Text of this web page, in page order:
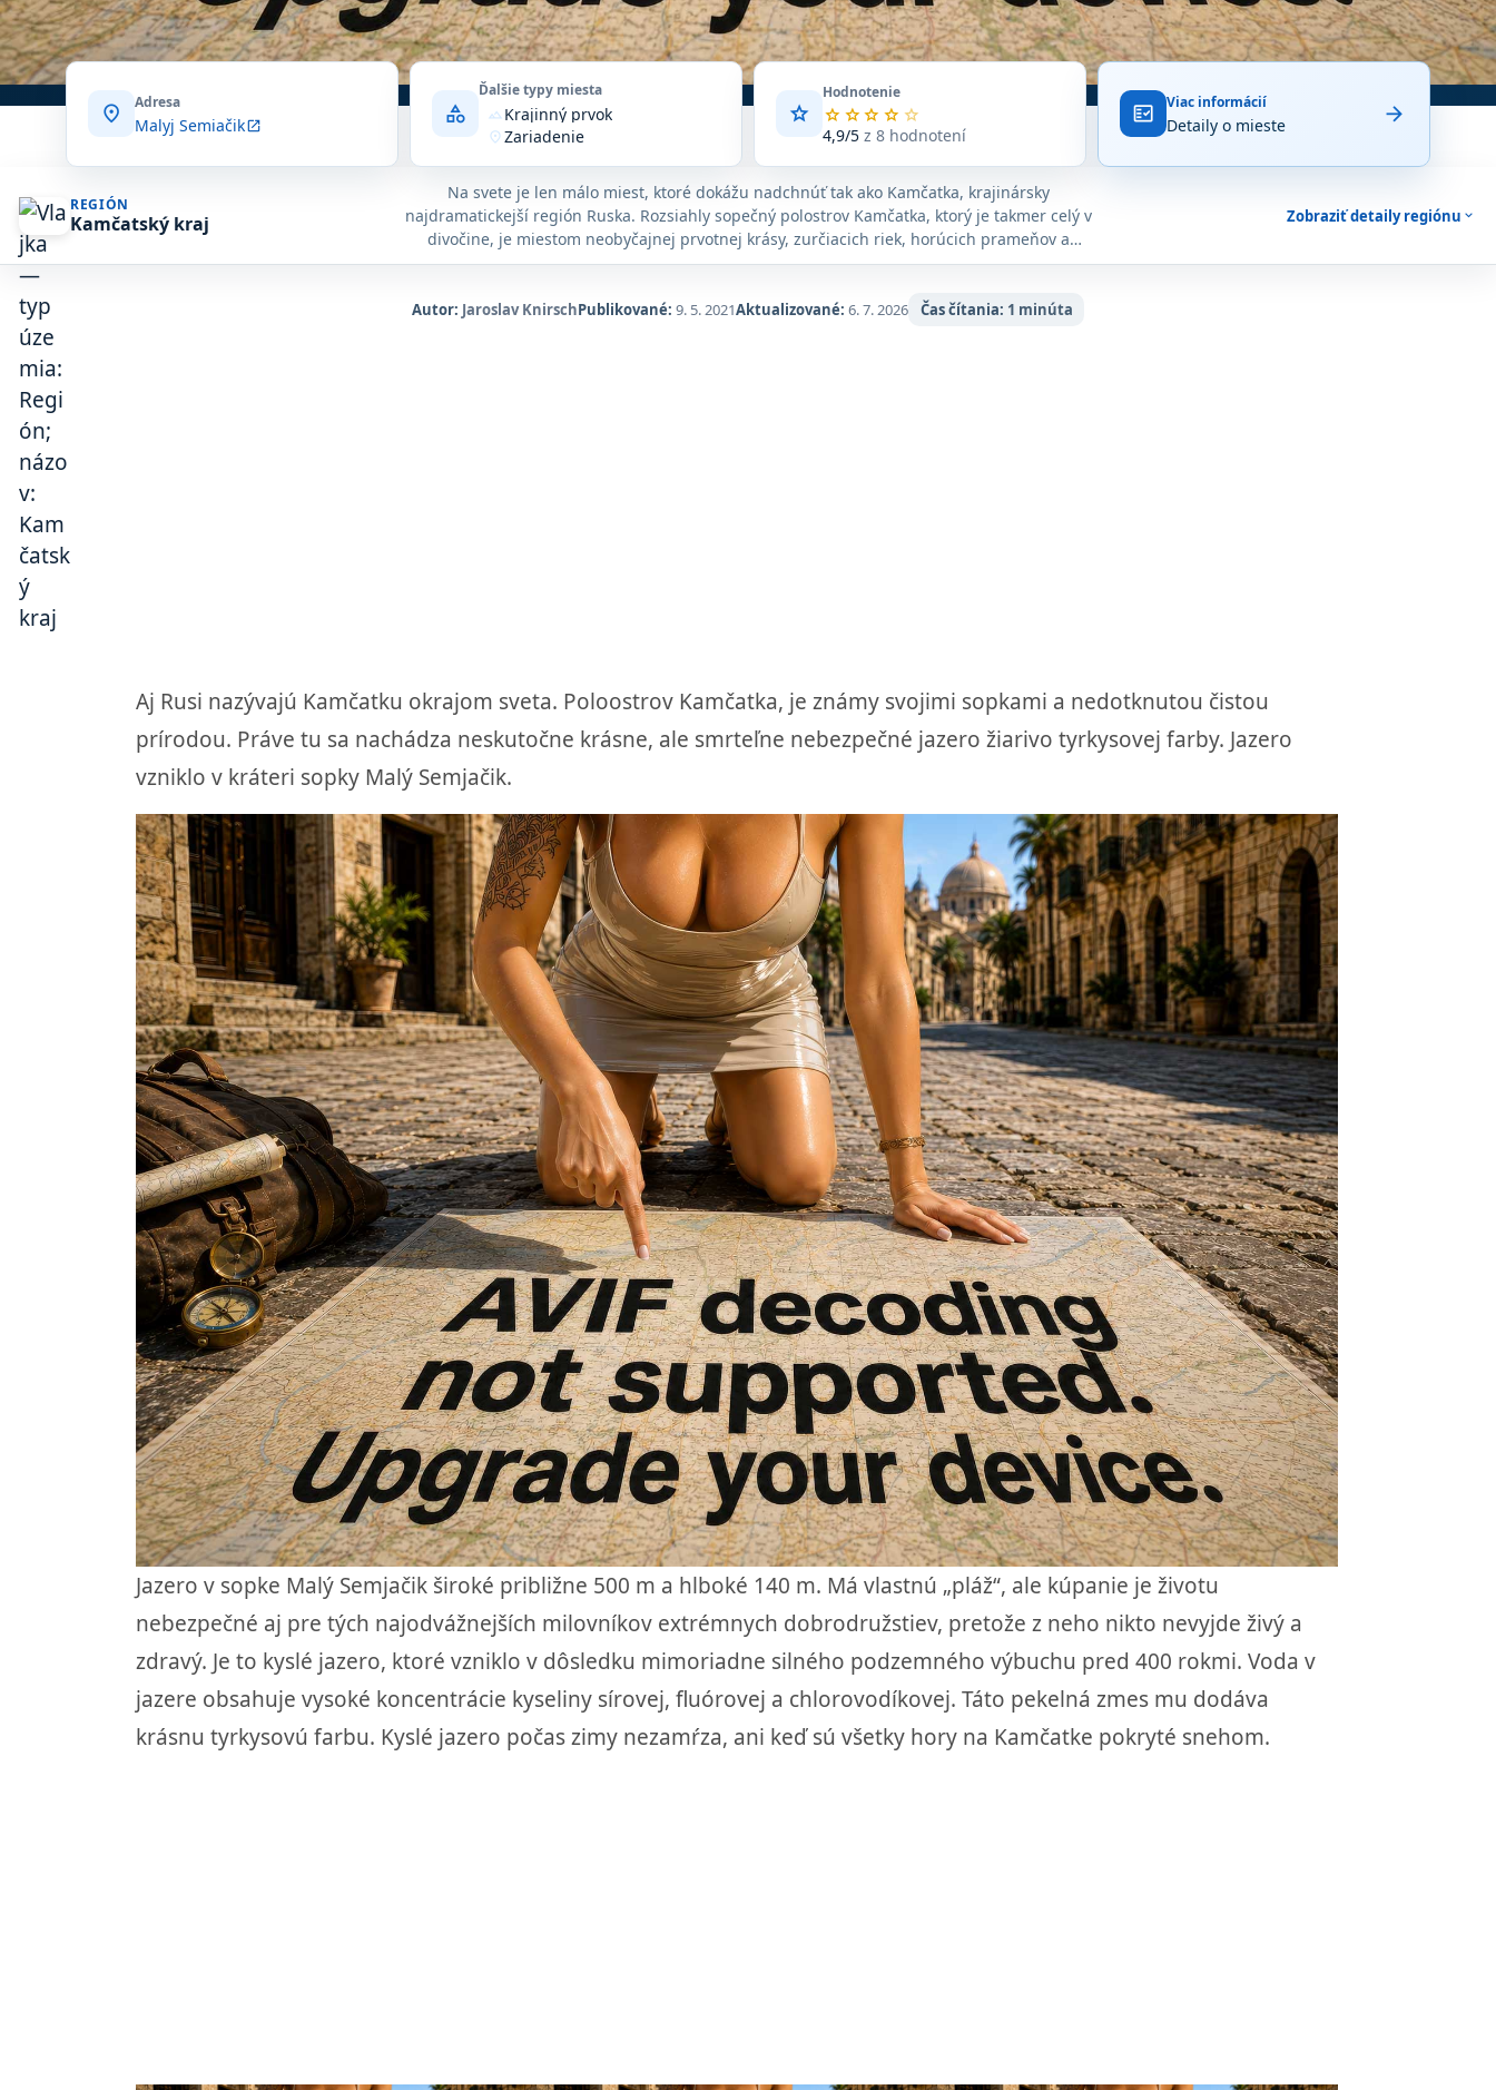
location_on Adresa
Malyj Semiačikopen_in_new category
Ďalšie typy miesta
terrainKrajinný prvok
location_onZariadenie
star
Hodnotenie
star star star star star
4,9/5z 8 hodnotení
Priemerné
hodnotenie
5
na
základe
Google
fact_check Viac informácií
Detaily o mieste arrow_forward
REGIÓN
Kamčatský kraj
Na svete je len málo miest, ktoré dokážu nadchnúť tak ako Kamčatka, krajinársky
najdramatickejší región Ruska. Rozsiahly sopečný polostrov Kamčatka, ktorý je takmer celý v
divočine, je miestom neobyčajnej prvotnej krásy, zurčiacich riek, horúcich prameňov a
zasnežených vrcholov. Dostať sa sem si vyžaduje čas a námahu a spoznávanie regiónu ešte
Zobraziť detaily regiónu expand_more
Autor: Jaroslav KnirschPublikované: 9. 5. 2021Aktualizované: 6. 7. 2026 Čas čítania: 1 minúta
Aj Rusi nazývajú Kamčatku okrajom sveta. Poloostrov Kamčatka, je známy svojimi sopkami a nedotknutou čistou
prírodou. Práve tu sa nachádza neskutočne krásne, ale smrteľne nebezpečné jazero žiarivo tyrkysovej farby. Jazero
vzniklo v kráteri sopky Malý Semjačik.
Jazero v sopke Malý Semjačik široké približne 500 m a hlboké 140 m. Má vlastnú „pláž“, ale kúpanie je životu
nebezpečné aj pre tých najodvážnejších milovníkov extrémnych dobrodružstiev, pretože z neho nikto nevyjde živý a
zdravý. Je to kyslé jazero, ktoré vzniklo v dôsledku mimoriadne silného podzemného výbuchu pred 400 rokmi. Voda v
jazere obsahuje vysoké koncentrácie kyseliny sírovej, fluórovej a chlorovodíkovej. Táto pekelná zmes mu dodáva
krásnu tyrkysovú farbu. Kyslé jazero počas zimy nezamŕza, ani keď sú všetky hory na Kamčatke pokryté snehom.